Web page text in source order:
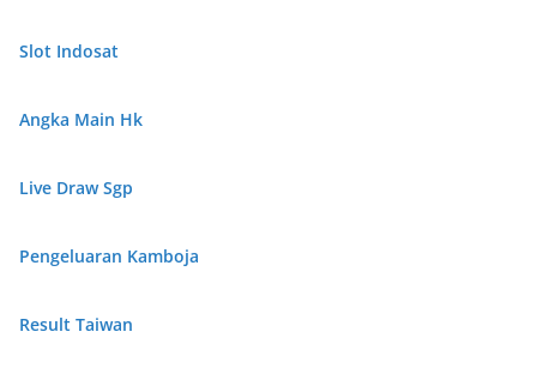
Slot Indosat
Angka Main Hk
Live Draw Sgp
Pengeluaran Kamboja
Result Taiwan